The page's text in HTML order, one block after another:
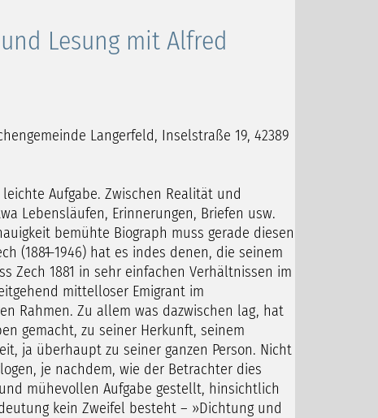
Lesung mit Alfred
Langerfeld, Inselstraße 19, 42389
Aufgabe. Zwischen Realität und
Lebensläufen, Erinnerungen, Briefen usw.
bemühte Biograph muss gerade diesen
(1881 ̶1946) hat es indes denen, die seinem
Zech 1881 in sehr einfachen Verhältnissen im
mittelloser Emigrant im
Rahmen. Zu allem was dazwischen lag, hat
gemacht, zu seiner Herkunft, seinem
ja überhaupt zu seiner ganzen Person. Nicht
je nachdem, wie der Betrachter dies
mühevollen Aufgabe gestellt, hinsichtlich
kein Zweifel besteht – »Dichtung und